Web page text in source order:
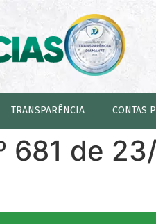
TRANSPARÊNCIA CONTAS
681 de